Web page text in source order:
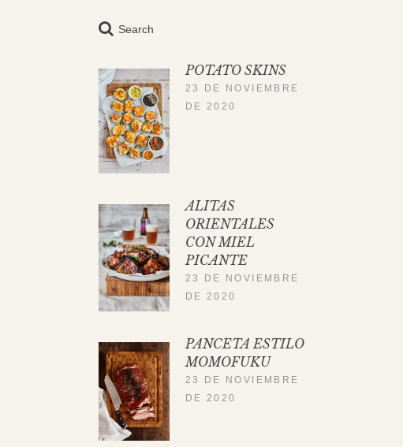
Search
POTATO SKINS
23 DE NOVIEMBRE
DE 2020
ALITAS
ORIENTALES
CON MIEL
PICANTE
23 DE NOVIEMBRE
DE 2020
PANCETA ESTILO
MOMOFUKU
23 DE NOVIEMBRE
DE 2020